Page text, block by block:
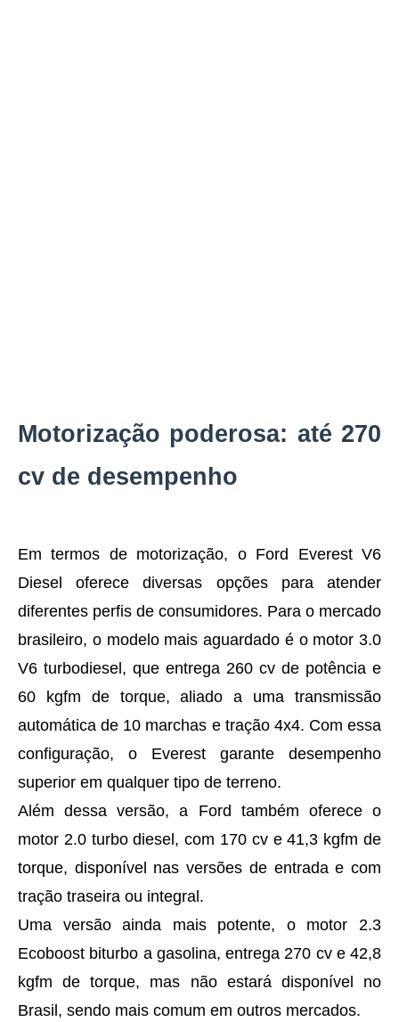
Motorização poderosa: até 270
cv de desempenho
Em termos de motorização, o Ford Everest V6
Diesel oferece diversas opções para atender
diferentes perfis de consumidores. Para o mercado
brasileiro, o modelo mais aguardado é o motor 3.0
V6 turbodiesel, que entrega 260 cv de potência e
60 kgfm de torque, aliado a uma transmissão
automática de 10 marchas e tração 4x4. Com essa
configuração, o Everest garante desempenho
superior em qualquer tipo de terreno.
Além dessa versão, a Ford também oferece o
motor 2.0 turbo diesel, com 170 cv e 41,3 kgfm de
torque, disponível nas versões de entrada e com
tração traseira ou integral.
Uma versão ainda mais potente, o motor 2.3
Ecoboost biturbo a gasolina, entrega 270 cv e 42,8
kgfm de torque, mas não estará disponível no
Brasil, sendo mais comum em outros mercados.